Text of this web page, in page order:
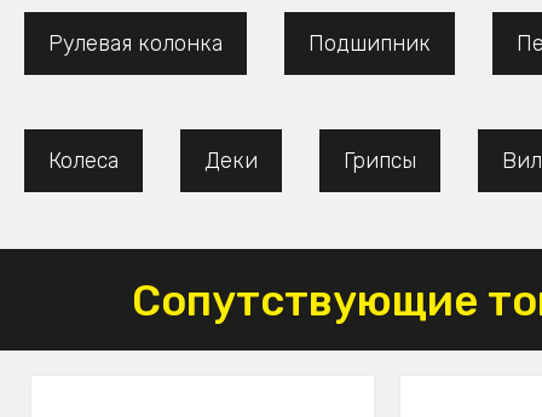
Рулевая колонка Подшипник
Колеса Деки Грипсы
Сопутствующие